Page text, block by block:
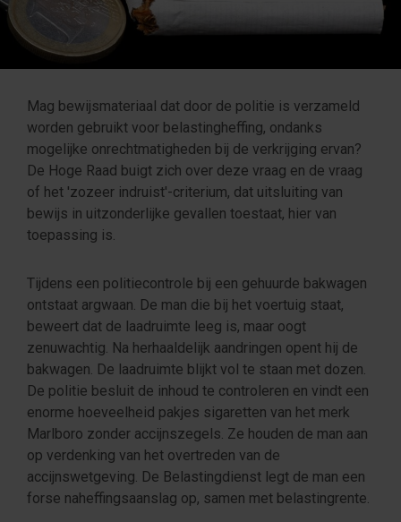
Mag bewijsmateriaal dat door de politie is verzameld
worden gebruikt voor belastingheffing, ondanks
mogelijke onrechtmatigheden bij de verkrijging ervan?
De Hoge Raad buigt zich over deze vraag en de vraag
of het 'zozeer indruist'-criterium, dat uitsluiting van
bewijs in uitzonderlijke gevallen toestaat, hier van
toepassing is.
Tijdens een politiecontrole bij een gehuurde bakwagen
ontstaat argwaan. De man die bij het voertuig staat,
beweert dat de laadruimte leeg is, maar oogt
zenuwachtig. Na herhaaldelijk aandringen opent hij de
bakwagen. De laadruimte blijkt vol te staan met dozen.
De politie besluit de inhoud te controleren en vindt een
enorme hoeveelheid pakjes sigaretten van het merk
Marlboro zonder accijnszegels. Ze houden de man aan
op verdenking van het overtreden van de
accijnswetgeving. De Belastingdienst legt de man een
forse naheffingsaanslag op, samen met belastingrente.